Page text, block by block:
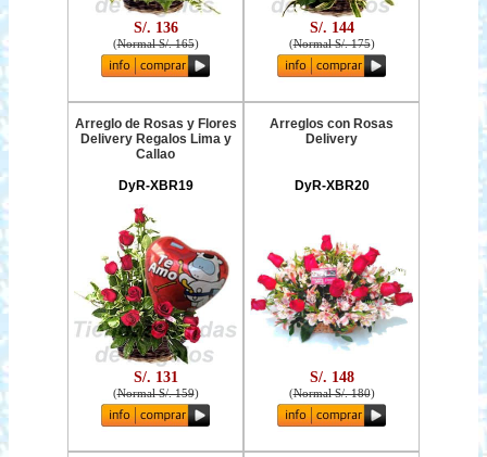
S/. 136
(Normal S/. 165)
S/. 144
(Normal S/. 175)
Arreglo de Rosas y Flores
Delivery Regalos Lima y
Callao
DyR-XBR19
S/. 131
(Normal S/. 159)
Arreglos con Rosas
Delivery
DyR-XBR20
S/. 148
(Normal S/. 180)